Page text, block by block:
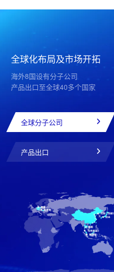
全球化布局及市场开拓
海外8国设有分子公司
产品出口至全球40多个国家
全球分子公司
产品出口